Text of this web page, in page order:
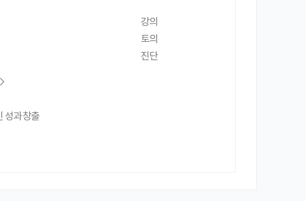
성과창출
강의
토의
진단